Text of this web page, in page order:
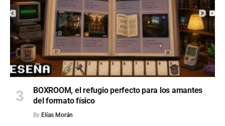
BOXROOM, el refugio perfecto para los amantes
del formato físico
By Elías Morán